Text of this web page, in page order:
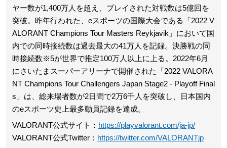
ヤー数が1,400万人を超え、プレイされた対戦数は5億回を
突破。昨年行われた、eスポーツの国際大会である「2022 V
ALORANT Champions Tour Masters Reykjavik」において国
内での同時接続数は過去最大の41万人を記録。決勝戦の同
時接続数※5が世界で推定100万人以上に上る。2022年6月
にさいたまスーパーアリーナで開催された「2022 VALORA
NT Champions Tour Challengers Japan Stage2 - Playoff Final
s」は、総来場者数が2日間で2万6千人を突破し、日本国内
のeスポーツ史上最多動員記録を達成。
VALORANT公式サイト： https://playvalorant.com/ja-jp/
VALORANT公式Twitter： https://twitter.com/VALORANTjp